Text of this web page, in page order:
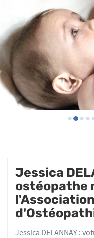
Jessica
ostéopathe
Jessica DELANNAY :